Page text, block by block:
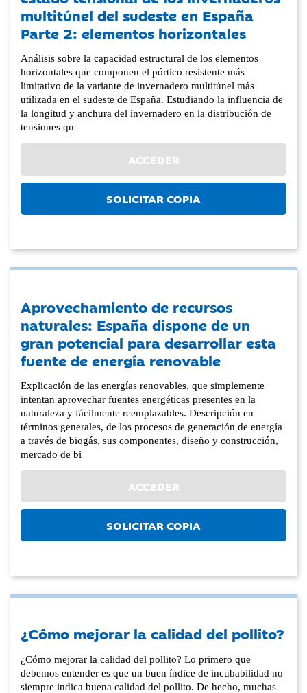
multitúnel del sudeste en España
Parte 2: elementos horizontales
Análisis sobre la capacidad estructural de los elementos
horizontales que componen el pórtico resistente más
limitativo de la variante de invernadero multitúnel más
utilizada en el sudeste de España. Estudiando la influencia de
la longitud y anchura del invernadero en la distribución de
tensiones qu
ACCEDER
SOLICITAR COPIA
Aprovechamiento de recursos
naturales: España dispone de un
gran potencial para desarrollar esta
fuente de energía renovable
Explicación de las energías renovables, que simplemente
intentan aprovechar fuentes energéticas presentes en la
naturaleza y fácilmente reemplazables. Descripción en
términos generales, de los procesos de generación de energía
a través de biogás, sus componentes, diseño y construcción,
mercado de bi
ACCEDER
SOLICITAR COPIA
¿Cómo mejorar la calidad del pollito?
¿Cómo mejorar la calidad del pollito? Lo primero que
debemos entender es que un buen índice de incubabilidad no
siempre indica buena calidad del pollito. De hecho, muchas